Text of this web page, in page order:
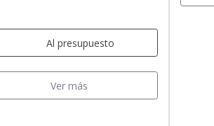
Al presupuesto
Ver más